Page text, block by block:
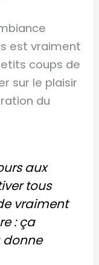
est vraiment
coups de
sur le plaisir
du
aux
tous
vraiment
: ça
donne